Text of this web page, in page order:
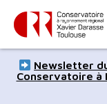
Panneau de gestion
Aller
au
à
Newsletter
Conservatoire à